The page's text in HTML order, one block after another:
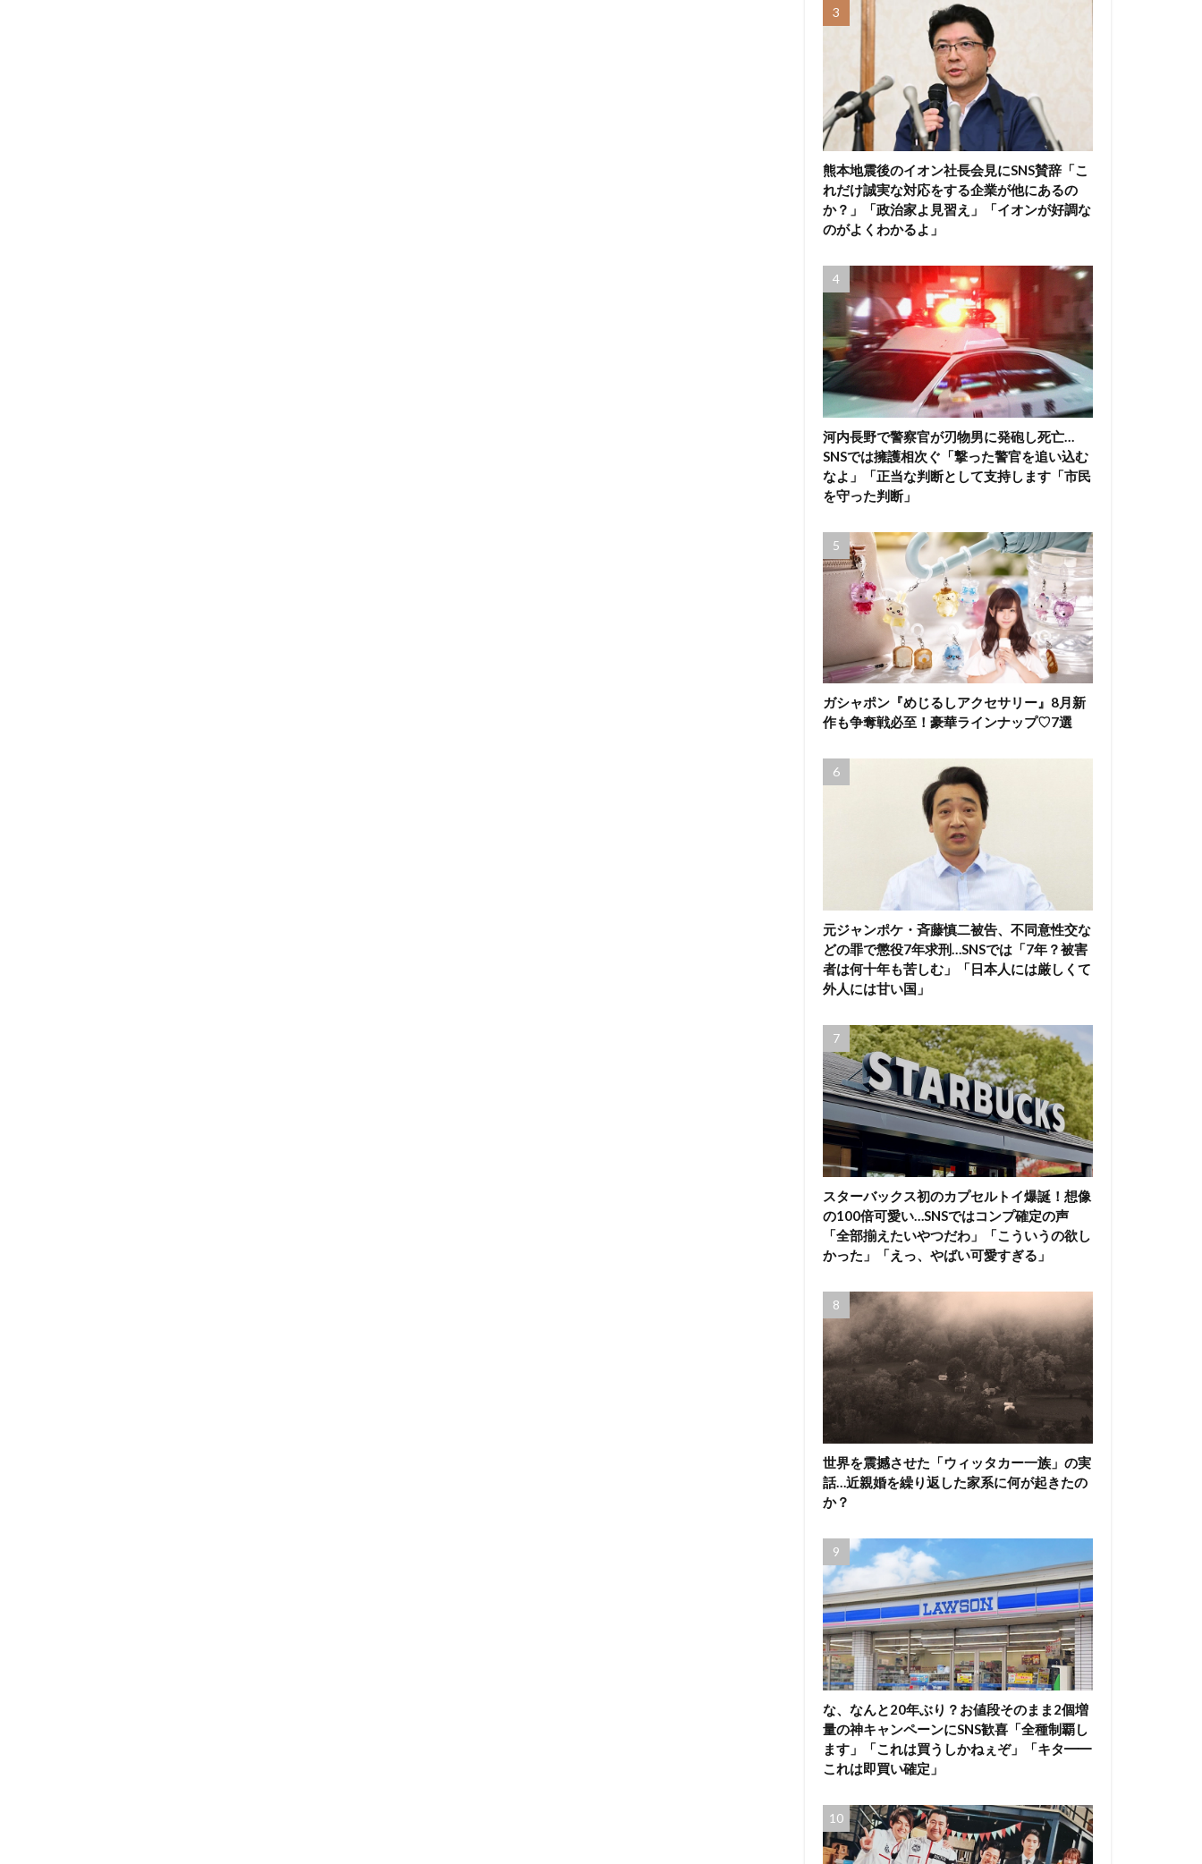
熊本地震後のイオン社長会見にSNS賛辞「こ
れだけ誠実な対応をする企業が他にあるの
か？」「政治家よ見習え」「イオンが好調な
のがよくわかるよ」
河内長野で警察官が刃物男に発砲し死亡…
SNSでは擁護相次ぐ「撃った警官を追い込む
なよ」「正当な判断として支持します「市民
を守った判断」
ガシャポン『めじるしアクセサリー』8月新
作も争奪戦必至！豪華ラインナップ♡7選
元ジャンポケ・斉藤慎二被告、不同意性交な
どの罪で懲役7年求刑…SNSでは「7年？被害
者は何十年も苦しむ」「日本人には厳しくて
外人には甘い国」
スターバックス初のカプセルトイ爆誕！想像
の100倍可愛い…SNSではコンプ確定の声
「全部揃えたいやつだわ」「こういうの欲し
かった」「えっ、やばい可愛すぎる」
世界を震撼させた「ウィッタカー一族」の実
話…近親婚を繰り返した家系に何が起きたの
か？
な、なんと20年ぶり？お値段そのまま2個増
量の神キャンペーンにSNS歓喜「全種制覇し
ます」「これは買うしかねぇぞ」「キタ━━
これは即買い確定」